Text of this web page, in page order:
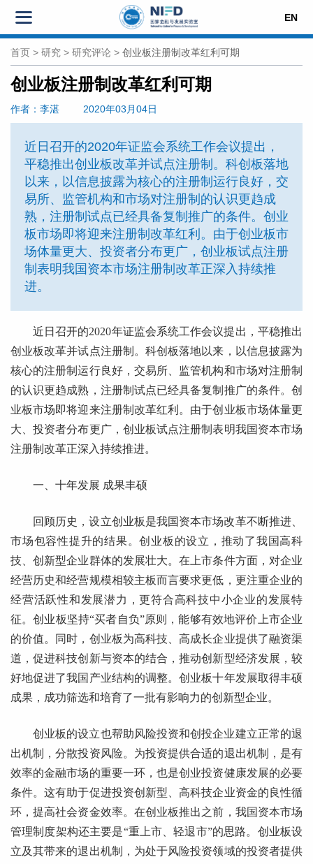
EN
首页 > 研究 > 研究评论 > 创业板注册制改革红利可期
创业板注册制改革红利可期
作者 ：李湛 2020年03月04日
近日召开的2020年证监会系统工作会议提出，
平稳推出创业板改革并试点注册制。科创板落地
以来，以信息披露为核心的注册制运行良好，交
易所、监管机构和市场对注册制的认识更趋成
熟，注册制试点已经具备复制推广的条件。创业
板市场即将迎来注册制改革红利。由于创业板市
场体量更大、投资者分布更广，创业板试点注册
制表明我国资本市场注册制改革正深入持续推
进。
近日召开的2020年证监会系统工作会议提出，平稳推出
创业板改革并试点注册制。科创板落地以来，以信息披露为
核心的注册制运行良好，交易所、监管机构和市场对注册制
的认识更趋成熟，注册制试点已经具备复制推广的条件。创
业板市场即将迎来注册制改革红利。由于创业板市场体量更
大、投资者分布更广，创业板试点注册制表明我国资本市场
注册制改革正深入持续推进。
一、十年发展 成果丰硕
回顾历史，设立创业板是我国资本市场改革不断推进、
市场包容性提升的结果。创业板的设立，推动了我国高科
技、创新型企业群体的发展壮大。在上市条件方面，对企业
经营历史和经营规模相较主板而言要求更低，更注重企业的
经营活跃性和发展潜力，更符合高科技中小企业的发展特
征。创业板坚持“买者自负”原则，能够有效地评价上市企业
的价值。同时，创业板为高科技、高成长企业提供了融资渠
道，促进科技创新与资本的结合，推动创新型经济发展，较
好地促进了我国产业结构的调整。创业板十年发展取得丰硕
成果，成功筛选和培育了一批有影响力的创新型企业。
创业板的设立也帮助风险投资和创投企业建立正常的退
出机制，分散投资风险。为投资提供合适的退出机制，是有
效率的金融市场的重要一环，也是创业投资健康发展的必要
条件。这有助于促进投资创新型、高科技企业资金的良性循
环，提高社会资金效率。在创业板推出之前，我国资本市场
管理制度架构还主要是“重上市、轻退市”的思路。创业板设
立及其带来的退出机制，为处于风险投资领域的投资者提供